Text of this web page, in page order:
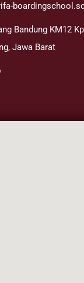
Bandung KM12
Jawa Barat